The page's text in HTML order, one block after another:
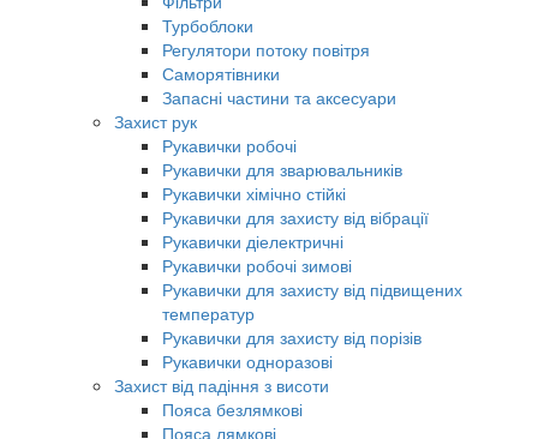
Турбоблоки
Регулятори потоку повітря
Саморятівники
Запасні частини та аксесуари
Захист рук
Рукавички робочі
Рукавички для зварювальників
Рукавички хімічно стійкі
Рукавички для захисту від вібрації
Рукавички діелектричні
Рукавички робочі зимові
Рукавички для захисту від підвищених
температур
Рукавички для захисту від порізів
Рукавички одноразові
Захист від падіння з висоти
Пояса безлямкові
Пояса лямкові